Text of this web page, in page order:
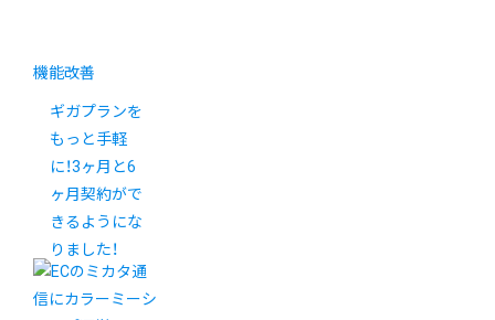
機能改善
ギガプランを
もっと手軽
に！3ヶ月と6
ヶ月契約がで
きるようにな
りました！